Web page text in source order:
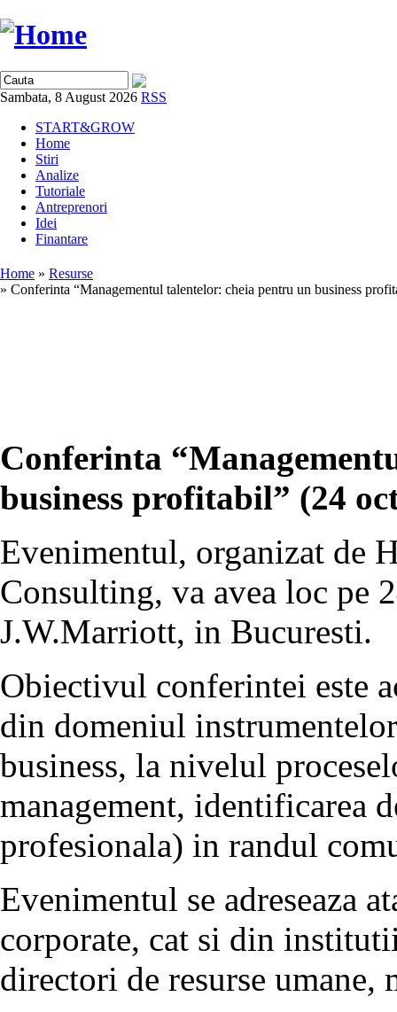
Sambata, 8 August 2026 RSS
START&GROW
Home
Stiri
Analize
Tutoriale
Antreprenori
Idei
Finantare
Home » Resurse
» Conferinta “Managementul talentelor: cheia pentru un business
Conferinta
business profitabil” (24
Evenimentul, organizat de
Consulting, va avea loc pe
J.W.Marriott, in Bucuresti.
Obiectivul conferintei este
din domeniul
business, la nivelul
management, identificarea
profesionala) in randul
Evenimentul se adreseaza
corporate, cat si din
directori de resurse umane,